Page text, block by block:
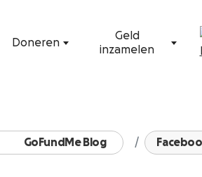
Doneren
Geld
inzamelen
GoFundMe Blog